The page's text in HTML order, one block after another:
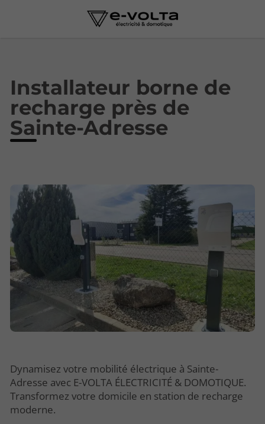
Installateur borne de
recharge près de
Sainte-Adresse
Dynamisez votre mobilité électrique à Sainte-
Adresse avec E-VOLTA ÉLECTRICITÉ & DOMOTIQUE.
Transformez votre domicile en station de recharge
moderne.